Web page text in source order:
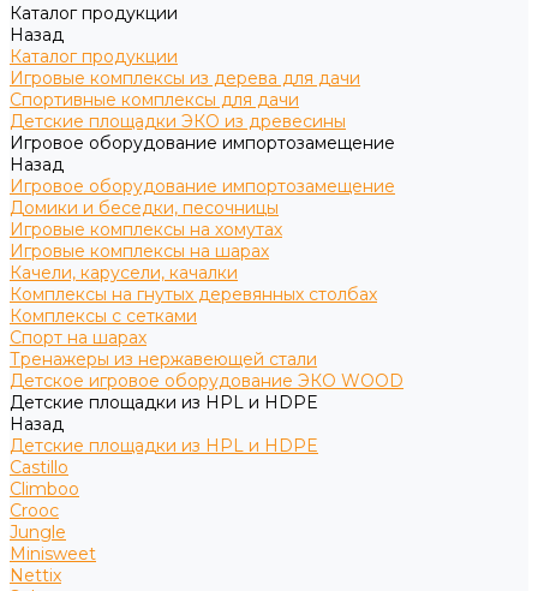
Каталог продукции
Назад
Каталог продукции
Игровые комплексы из дерева для дачи
Спортивные комплексы для дачи
Детские площадки ЭКО из древесины
Игровое оборудование импортозамещение
Назад
Игровое оборудование импортозамещение
Домики и беседки, песочницы
Игровые комплексы на хомутах
Игровые комплексы на шарах
Качели, карусели, качалки
Комплексы на гнутых деревянных столбах
Комплексы с сетками
Спорт на шарах
Тренажеры из нержавеющей стали
Детское игровое оборудование ЭКО WOOD
Детские площадки из HPL и HDPE
Назад
Детские площадки из HPL и HDPE
Castillo
Climboo
Crooc
Jungle
Minisweet
Nettix